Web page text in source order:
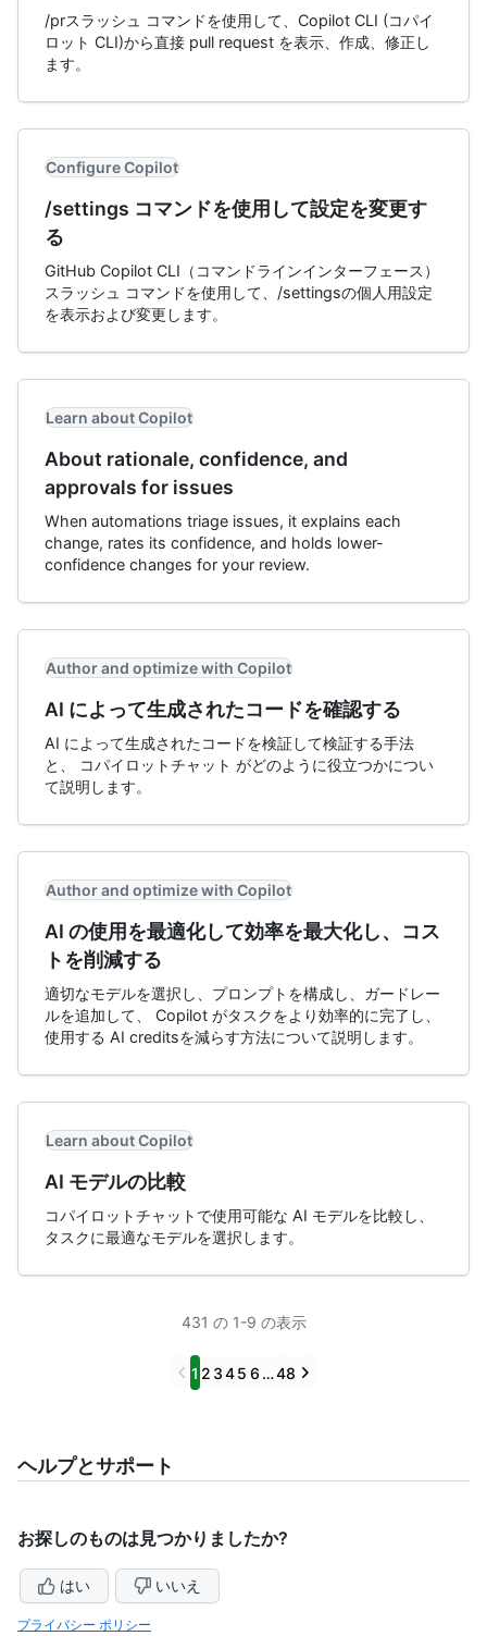
/prスラッシュ コマンドを使用して、Copilot CLI (コパイ
ロット CLI)から直接 pull request を表示、作成、修正し
ます。
Configure Copilot
/settings コマンドを使用して設定を変更す
る
GitHub Copilot CLI（コマンドラインインターフェース）
スラッシュ コマンドを使用して、/settingsの個人用設定
を表示および変更します。
Learn about Copilot
About rationale, confidence, and
approvals for issues
When automations triage issues, it explains each
change, rates its confidence, and holds lower-
confidence changes for your review.
Author and optimize with Copilot
AI によって生成されたコードを確認する
AI によって生成されたコードを検証して検証する手法
と、 コパイロットチャット がどのように役立つかについ
て説明します。
Author and optimize with Copilot
AI の使用を最適化して効率を最大化し、コス
トを削減する
適切なモデルを選択し、プロンプトを構成し、ガードレー
ルを追加して、 Copilot がタスクをより効率的に完了し、
使用する AI creditsを減らす方法について説明します。
Learn about Copilot
AI モデルの比較
コパイロットチャットで使用可能な AI モデルを比較し、
タスクに最適なモデルを選択します。
431 の 1-9 の表示
Previous
1 2 345 6 …48 Next
ヘルプとサポート
お探しのものは見つかりましたか?
はい いいえ
プライバシー ポリシー